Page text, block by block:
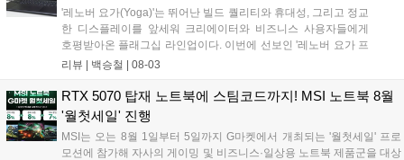
'레노버 요가(Yoga)'는 뛰어난 빌드 퀄리티와 휴대성, 그리고 정교
한 디스플레이를 앞세워 크리에이터와 비즈니스 사용자들에게
호평받아온 플래그십 라인업이다. 이번에 선보인 '레노버 요가 프
로 7a(Yoga Pro 7a Gen 11, 이하 요가 프로 7a)'는 단순한 작업용
이젠 AI MAX+ 388(Ryzen AI Max+)'과 '라데온 8060S(Radeon
8060S)' 내장 그래픽을 탑재해, 영상 편집 및 3D 렌더링은 물론
게이머들의 눈길을 사로잡을 만한 강력한 그래픽 연산 성능을 품
었다....
리뷰 | 백승철 | 08-03
RTX 5070 탑재 노트북에 스팀코드까지! MSI 노트북 8월
'월첫세일' 진행
MSI는 오는 8월 1일부터 5일까지 G마켓에서 개최되는 '월첫세일' 프로
모션에 참가해 자사의 게이밍 및 비즈니스·일상용 노트북 제품군을 대상